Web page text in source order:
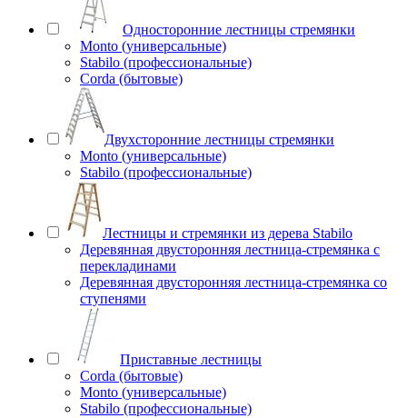
Односторонние лестницы стремянки
Monto (универсальные)
Stabilo (профессиональные)
Corda (бытовые)
Двухсторонние лестницы стремянки
Monto (универсальные)
Stabilo (профессиональные)
Лестницы и стремянки из дерева Stabilo
Деревянная двусторонняя лестница-стремянка с
перекладинами
Деревянная двусторонняя лестница-стремянка со
ступенями
Приставные лестницы
Corda (бытовые)
Monto (универсальные)
Stabilo (профессиональные)